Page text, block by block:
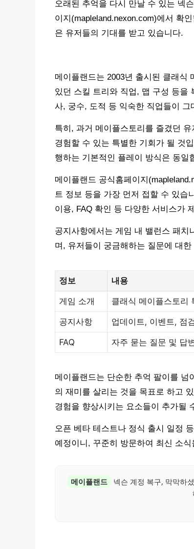
오래된 추억을 다시 만날 수 있는 넥
이지(mapleland.nexon.com)에서 확
은 유저들의 기대를 받고 있습니다.
메이플랜드는 2003년 출시된 클래식
있던 스킬 트리와 직업, 맵 구성 등을
사, 궁수, 도적 등 익숙한 직업들이
특히, 과거 메이플스토리를 즐겼던
경험할 수 있는 특별한 기회가 될 것
행하는 기본적인 플레이 방식은 동일
메이플랜드 공식홈페이지
트 정보 등을 가장 먼저 접할 수 있습
이용, FAQ 확인 등 다양한 서비스가
공지사항에서는 게임 내 밸런스 패
며, 유저들이 궁금해하는 질문에 대
정보 내용
게임 소개 클래식 메이플스토리
공지사항 업데이트, 이벤트, 점
FAQ 자주 묻는 질문 및 답
메이플랜드는 단순한 추억 팔이를 넘
의 재미를 살리는 것을 목표로 하고
경험을 향상시키는 요소들이 추가될
오픈 베타 테스트나 정식 출시 일정
예정이니, 꾸준히 방문하여 최신 소
메이플랜드
넥슨 계정 복구, 막막하